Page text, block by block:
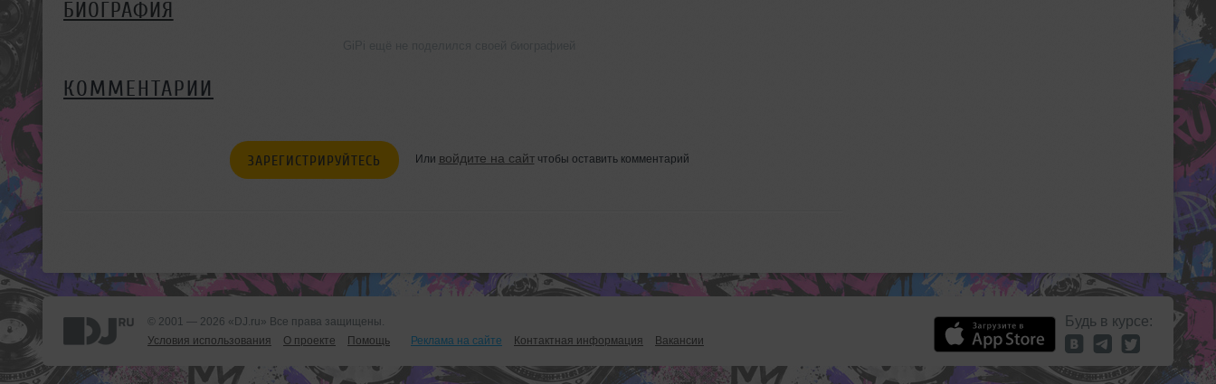
БИОГРАФИЯ
КОММЕНТАРИИ
ЗАРЕГИСТРИРУЙТЕСЬ Или войдите на сайтчтобы оставить комментарий
© 2001 — 2026 «DJ.ru» Все права защищены.
Условия использования
О проекте Помощь Реклама на сайте Контактная информация Вакансии
Будь в курсе: